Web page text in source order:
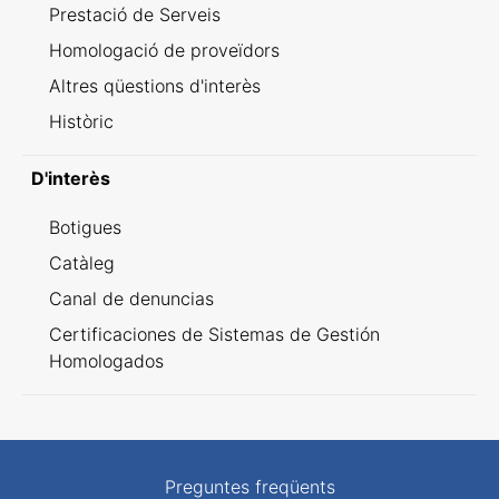
Prestació de Serveis
Homologació de proveïdors
Altres qüestions d'interès
Històric
D'interès
Botigues
Catàleg
Canal de denuncias
Certificaciones de Sistemas de Gestión
Homologados
Preguntes freqüents